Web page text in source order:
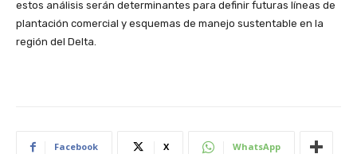
estos análisis serán determinantes para definir futuras líneas de
plantación comercial y esquemas de manejo sustentable en la
región del Delta.
Facebook X WhatsApp